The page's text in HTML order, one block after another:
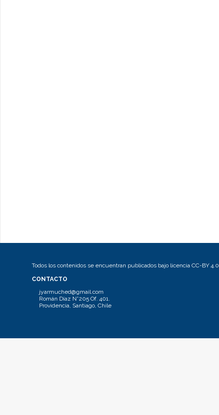
Todos los contenidos se encuentran publicados bajo licencia CC-BY 4.0
CONTACTO
jyarmuched@gmail.com
Román Díaz N°205 Of. 401.
Providencia, Santiago, Chile